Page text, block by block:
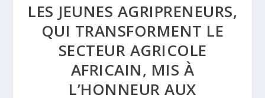
LES JEUNES AGRIPRENEURS,
QUI TRANSFORMENT LE
SECTEUR AGRICOLE
AFRICAIN, MIS À
L’HONNEUR AUX